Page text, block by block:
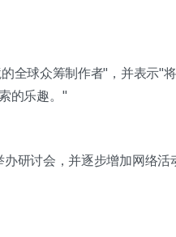
全球众筹制作者"，并表示"
的乐趣。"
研讨会，并逐步增加网络活